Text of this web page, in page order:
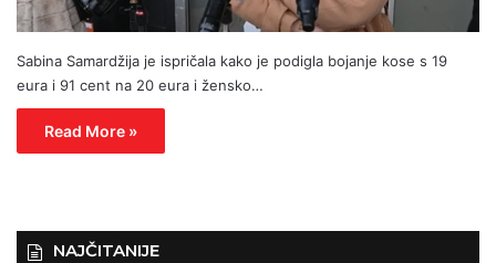
Sabina Samardžija je ispričala kako je podigla bojanje kose s 19
eura i 91 cent na 20 eura i žensko…
Read More »
NAJČITANIJE